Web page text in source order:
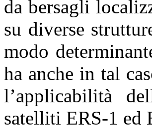
da bersagli
su diverse
modo
ha anche in tal
l’applicabilità
satelliti ERS-1 ed